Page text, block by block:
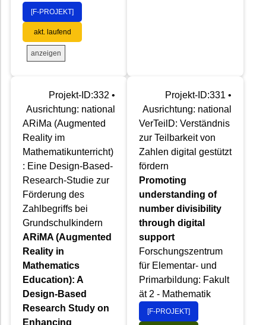
[F-PROJEKT]
akt. laufend
anzeigen
Projekt-ID:332 •
Ausrichtung: national
ARiMa (Augmented
Reality im
Mathematikunterricht)
: Eine Design-Based-
Research-Studie zur
Förderung des
Zahlbegriffs bei
Grundschulkindern
ARiMA (Augmented
Reality in
Mathematics
Education): A
Design-Based
Research Study on
Enhancing
Projekt-ID:331 •
Ausrichtung: national
VerTeilD: Verständnis
zur Teilbarkeit von
Zahlen digital gestützt
fördern
Promoting
understanding of
number divisibility
through digital
support
Forschungszentrum
für Elementar- und
Primarbildung: Fakult
ät 2 - Mathematik
[F-PROJEKT]